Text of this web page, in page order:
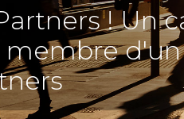
! Un
membre